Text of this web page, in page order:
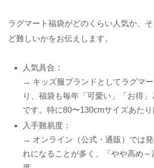
ラグマート福袋がどのくらい人気か、
ど難しいかをお伝えします。
人気具合：
→ キッズ服ブランドとしてラグマ
り、福袋も毎年「可愛い」「お得
です。特に80〜130cmサイズあたり
入手難易度：
→ オンライン（公式・通販）では
れになることが多く、「やや高め～